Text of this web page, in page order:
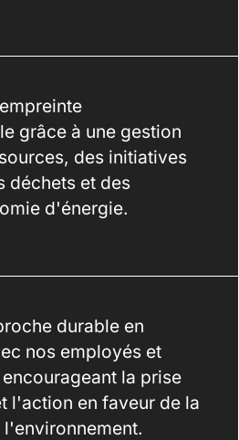
grâce à une gestion
des initiatives
déchets et des
d'énergie.
durable en
nos employés et
la prise
l'action en faveur de la